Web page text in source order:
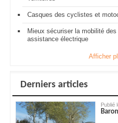
Casques des cyclistes et
Mieux sécuriser la mobilité
assistance électrique
Afficher
Derniers articles
Publié